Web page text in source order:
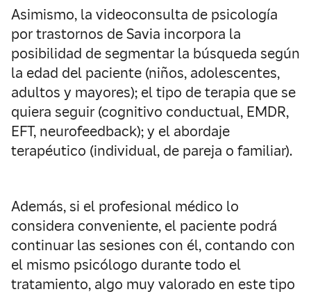
Asimismo, la videoconsulta de psicología
por trastornos de Savia incorpora la
posibilidad de segmentar la búsqueda según
la edad del paciente (niños, adolescentes,
adultos y mayores); el tipo de terapia que se
quiera seguir (cognitivo conductual, EMDR,
EFT, neurofeedback); y el abordaje
terapéutico (individual, de pareja o familiar).
Además, si el profesional médico lo
considera conveniente, el paciente podrá
continuar las sesiones con él, contando con
el mismo psicólogo durante todo el
tratamiento, algo muy valorado en este tipo